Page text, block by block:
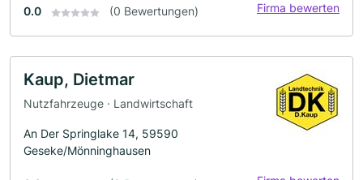
0.0 (0 Bewertungen) Firma bewerten
Kaup, Dietmar
Nutzfahrzeuge · Landwirtschaft
An Der Springlake 14, 59590
Geseke/Mönninghausen